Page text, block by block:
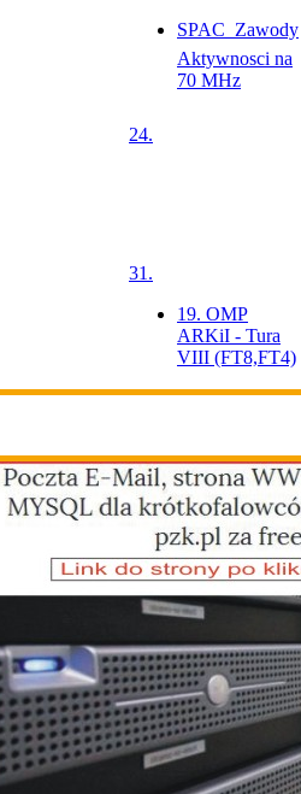
SPAC  Zawody
Aktywnosci na
70 MHz
24.
31.
19. OMP
ARKiI - Tura
VIII (FT8,FT4)